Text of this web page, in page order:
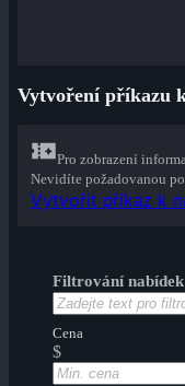
Vytvoření příkazu
Pro zobrazení
Nevidíte požadovanou
Vytvořit příkaz k
Filtrování nabídek
Cena
$